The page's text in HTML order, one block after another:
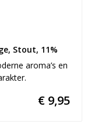
Stout, 11%
aroma’s en
€ 9,95